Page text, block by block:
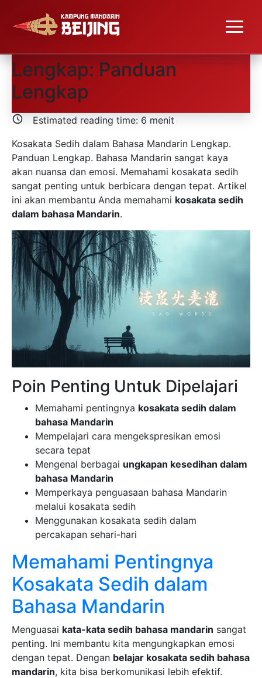
Kosakata Sedih dalam
Bahasa Mandarin
Lengkap: Panduan
Lengkap
Estimated reading time: 6 menit
Kosakata Sedih dalam Bahasa Mandarin Lengkap.
Panduan Lengkap. Bahasa Mandarin sangat kaya
akan nuansa dan emosi. Memahami kosakata sedih
sangat penting untuk berbicara dengan tepat. Artikel
ini akan membantu Anda memahami kosakata sedih
dalam bahasa Mandarin.
Poin Penting Untuk Dipelajari
Memahami pentingnya kosakata sedih dalam
bahasa Mandarin
Mempelajari cara mengekspresikan emosi
secara tepat
Mengenal berbagai ungkapan kesedihan dalam
bahasa Mandarin
Memperkaya penguasaan bahasa Mandarin
melalui kosakata sedih
Menggunakan kosakata sedih dalam
percakapan sehari-hari
Memahami Pentingnya
Kosakata Sedih dalam
Bahasa Mandarin
Menguasai kata-kata sedih bahasa mandarin sangat
penting. Ini membantu kita mengungkapkan emosi
dengan tepat. Dengan belajar kosakata sedih bahasa
mandarin, kita bisa berkomunikasi lebih efektif.